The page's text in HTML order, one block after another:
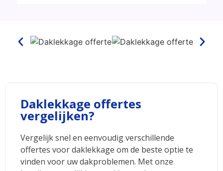
Daklekkage offertes
vergelijken?
Vergelijk snel en eenvoudig verschillende
offertes voor daklekkage om de beste optie te
vinden voor uw dakproblemen. Met onze